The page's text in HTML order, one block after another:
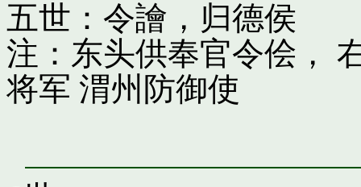
五世：令譮，归德侯
注：东头供奉官令侩，
将军 渭州防御使